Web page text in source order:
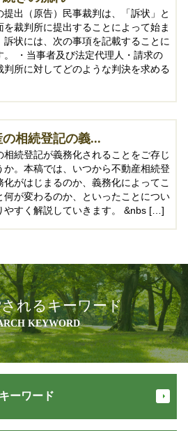
出（原告）民事裁判は、「訴状」と
を裁判所に提出することによって始ま
訴状には、次の事項を記載することに
。 ・当事者及び法定代理人・請求の
判所に対してどのような判決を求める
相続登記の義...
相続登記が義務化されることをご存じ
か。本稿では、いつから不動産相続登
化がはじまるのか、義務化によってこ
何が変わるのか、といったことについ
やすく解説していきます。 &nbs […]
れるキーワード
KEYWORD
ーワード